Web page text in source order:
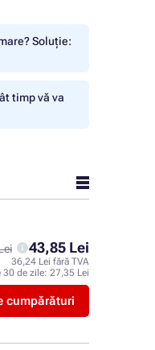
Soluție:
timp vă va
43,85 Lei
36,24 Lei fără TVA
30 de zile: 27,35 Lei
cumpărături